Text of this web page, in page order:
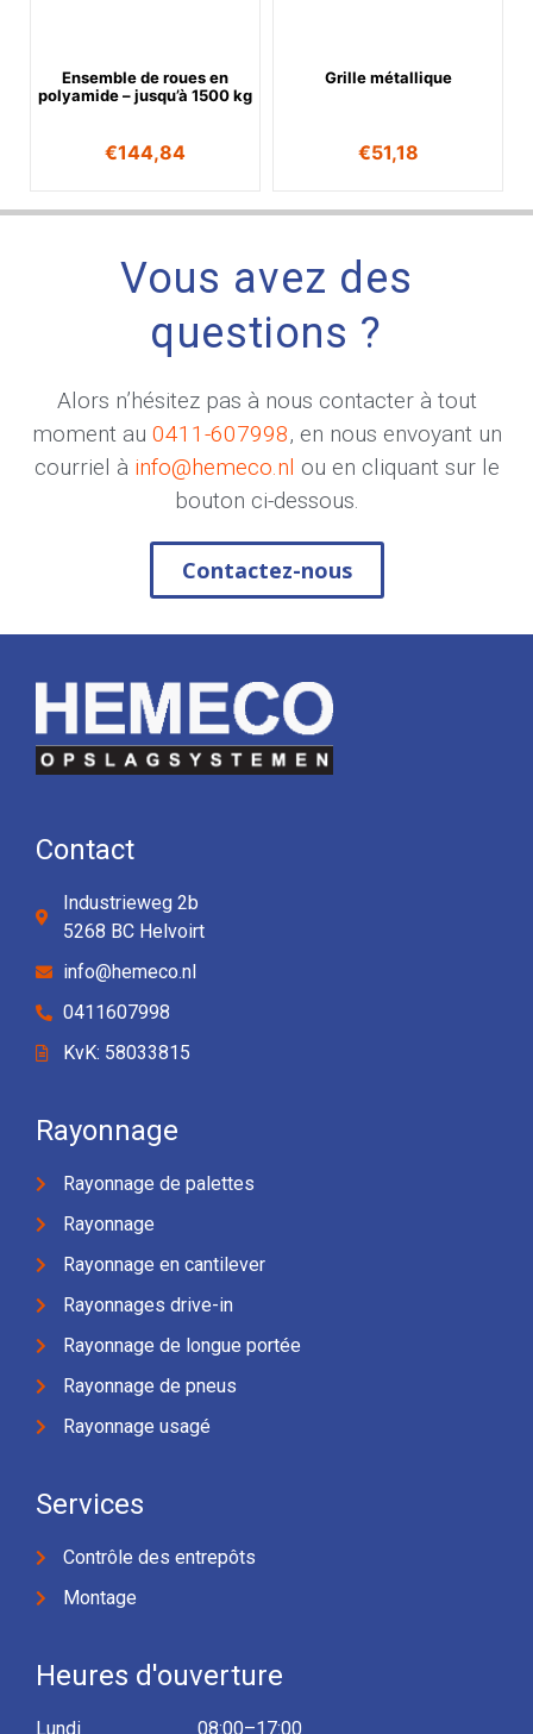
Ensemble de roues en
polyamide – jusqu’à 1500 kg
€144,84
Grille métallique
€51,18
Vous avez des
questions ?
Alors n’hésitez pas à nous contacter à tout
moment au 0411-607998, en nous envoyant un
courriel à info@hemeco.nl ou en cliquant sur le
bouton ci-dessous.
Contactez-nous
Contact
Industrieweg 2b
5268 BC Helvoirt
info@hemeco.nl
0411607998
KvK: 58033815
Rayonnage
Rayonnage de palettes
Rayonnage
Rayonnage en cantilever
Rayonnages drive-in
Rayonnage de longue portée
Rayonnage de pneus
Rayonnage usagé
Services
Contrôle des entrepôts
Montage
Heures d'ouverture
Lundi 08:00–17:00